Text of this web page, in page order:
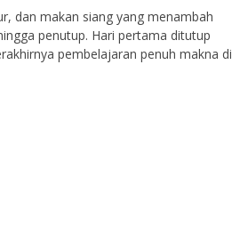
dan makan siang yang menambah
penutup. Hari pertama ditutup
pembelajaran penuh makna di